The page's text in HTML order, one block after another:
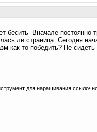
бесить
Вначале постоянно
ли страница. Сегодня
как-то победить? Не
для наращивания